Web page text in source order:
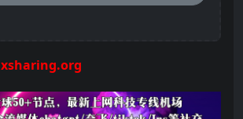
xsharing.org